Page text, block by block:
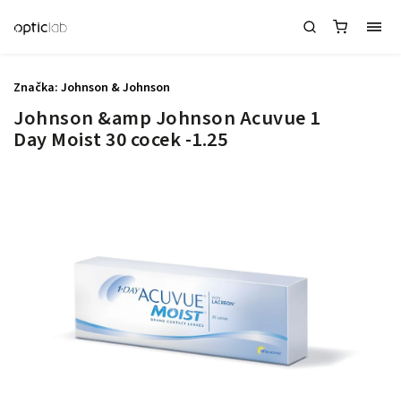
Johnson &amp Johnson Acuvue 1
Day Moist 30 cocek -1.25
Značka: Johnson & Johnson